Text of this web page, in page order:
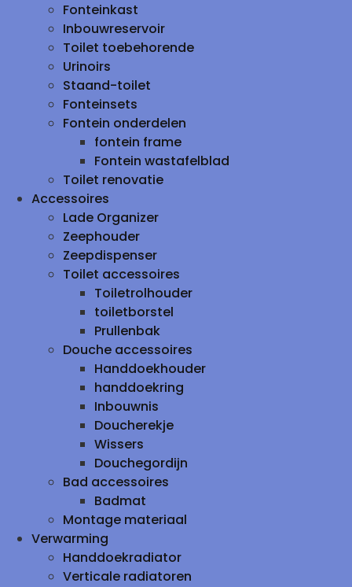
Fonteinkast
Inbouwreservoir
Toilet toebehorende
Urinoirs
Staand-toilet
Fonteinsets
Fontein onderdelen
fontein frame
Fontein wastafelblad
Toilet renovatie
Accessoires
Lade Organizer
Zeephouder
Zeepdispenser
Toilet accessoires
Toiletrolhouder
toiletborstel
Prullenbak
Douche accessoires
Handdoekhouder
handdoekring
Inbouwnis
Doucherekje
Wissers
Douchegordijn
Bad accessoires
Badmat
Montage materiaal
Verwarming
Handdoekradiator
Verticale radiatoren